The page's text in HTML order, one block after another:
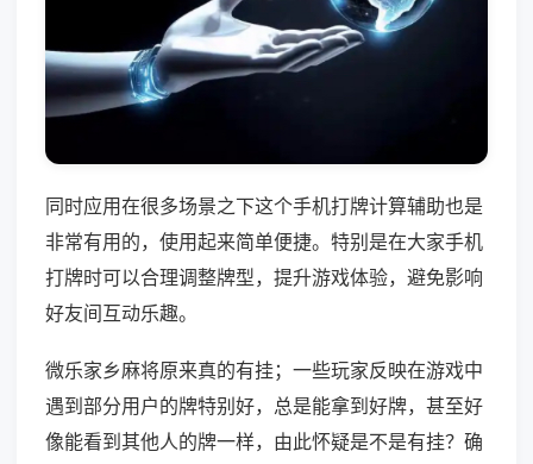
同时应用在很多场景之下这个手机打牌计算辅助也是
非常有用的，使用起来简单便捷。特别是在大家手机
打牌时可以合理调整牌型，提升游戏体验，避免影响
好友间互动乐趣。
微乐家乡麻将原来真的有挂；一些玩家反映在游戏中
遇到部分用户的牌特别好，总是能拿到好牌，甚至好
像能看到其他人的牌一样，由此怀疑是不是有挂？确